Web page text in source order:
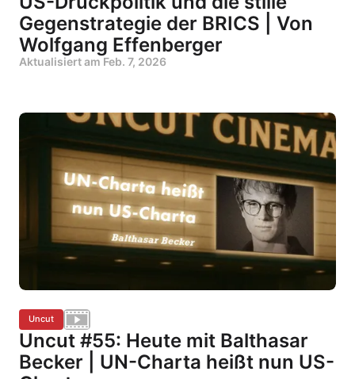
Gegenstrategie der BRICS | Von
Wolfgang Effenberger
Aktualisiert am Feb. 7, 2026
Uncut
Uncut #55: Heute mit Balthasar
Becker | UN-Charta heißt nun US-